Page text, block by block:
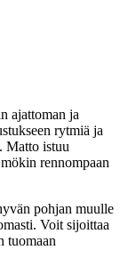
ajattoman ja
rytmiä ja
Matto istuu
rennompaan
pohjan muulle
Voit sijoittaa
tuomaan